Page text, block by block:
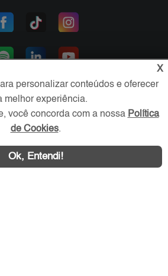
aos anunciantes,
acesse sua conta:
X
personalizar conteúdos e oferecer
melhor experiência.
você concorda com a nossa Política
de Cookies.
Ok, Entendi!